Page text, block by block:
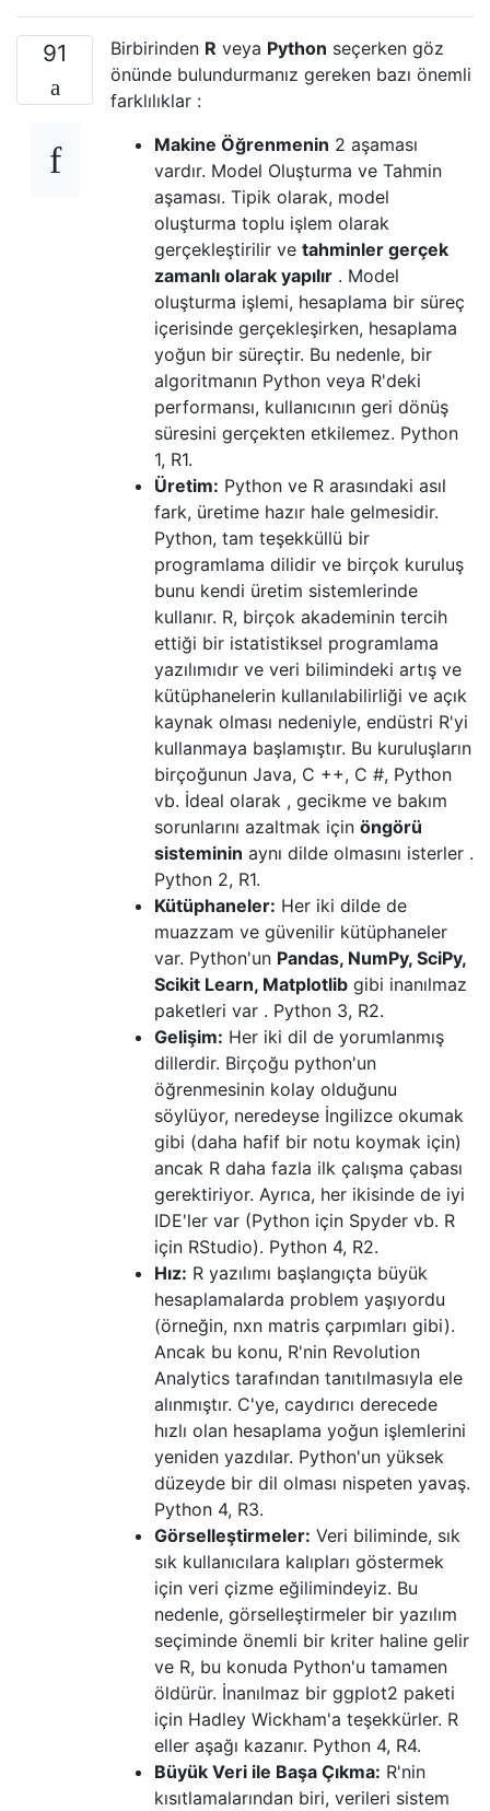
91 Birbirinden R veya Python seçerken göz
önünde bulundurmanız gereken bazı önemli
farklılıklar :
Makine Öğrenmenin 2 aşaması
vardır. Model Oluşturma ve Tahmin
aşaması. Tipik olarak, model
oluşturma toplu işlem olarak
gerçekleştirilir ve tahminler gerçek
zamanlı olarak yapılır . Model
oluşturma işlemi, hesaplama bir süreç
içerisinde gerçekleşirken, hesaplama
yoğun bir süreçtir. Bu nedenle, bir
algoritmanın Python veya R'deki
performansı, kullanıcının geri dönüş
süresini gerçekten etkilemez. Python
1, R1.
Üretim: Python ve R arasındaki asıl
fark, üretime hazır hale gelmesidir.
Python, tam teşekküllü bir
programlama dilidir ve birçok kuruluş
bunu kendi üretim sistemlerinde
kullanır. R, birçok akademinin tercih
ettiği bir istatistiksel programlama
yazılımıdır ve veri bilimindeki artış ve
kütüphanelerin kullanılabilirliği ve açık
kaynak olması nedeniyle, endüstri R'yi
kullanmaya başlamıştır. Bu kuruluşların
birçoğunun Java, C ++, C #, Python
vb. İdeal olarak , gecikme ve bakım
sorunlarını azaltmak için öngörü
sisteminin aynı dilde olmasını isterler .
Python 2, R1.
Kütüphaneler: Her iki dilde de
muazzam ve güvenilir kütüphaneler
var. Python'un Pandas, NumPy, SciPy,
Scikit Learn, Matplotlib gibi inanılmaz
paketleri var . Python 3, R2.
Gelişim: Her iki dil de yorumlanmış
dillerdir. Birçoğu python'un
öğrenmesinin kolay olduğunu
söylüyor, neredeyse İngilizce okumak
gibi (daha hafif bir notu koymak için)
ancak R daha fazla ilk çalışma çabası
gerektiriyor. Ayrıca, her ikisinde de iyi
IDE'ler var (Python için Spyder vb. R
için RStudio). Python 4, R2.
Hız: R yazılımı başlangıçta büyük
hesaplamalarda problem yaşıyordu
(örneğin, nxn matris çarpımları gibi).
Ancak bu konu, R'nin Revolution
Analytics tarafından tanıtılmasıyla ele
alınmıştır. C'ye, caydırıcı derecede
hızlı olan hesaplama yoğun işlemlerini
yeniden yazdılar. Python'un yüksek
düzeyde bir dil olması nispeten yavaş.
Python 4, R3.
Görselleştirmeler: Veri biliminde, sık
sık kullanıcılara kalıpları göstermek
için veri çizme eğilimindeyiz. Bu
nedenle, görselleştirmeler bir yazılım
seçiminde önemli bir kriter haline gelir
ve R, bu konuda Python'u tamamen
öldürür. İnanılmaz bir ggplot2 paketi
için Hadley Wickham'a teşekkürler. R
eller aşağı kazanır. Python 4, R4.
Büyük Veri ile Başa Çıkma: R'nin
kısıtlamalarından biri, verileri sistem